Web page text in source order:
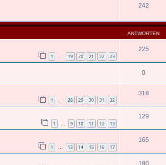
242
ANTWORTEN
1 … 19 20 21 22 23
225
0
1 28 29 30 31 32
318
1 … 9 10 11 12 13
129
1 … 13 14 15 16 17
165
180